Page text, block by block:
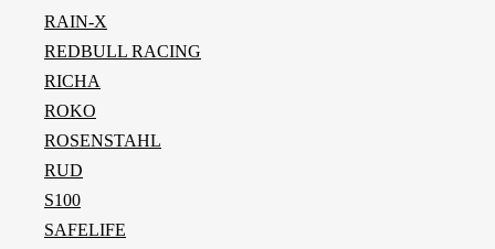
RAIN-X
REDBULL RACING
RICHA
ROKO
ROSENSTAHL
RUD
S100
SAFELIFE